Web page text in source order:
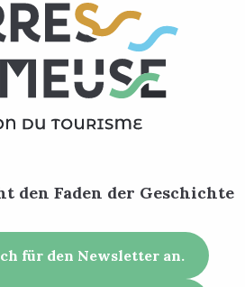
den Faden der Geschichte
für den Newsletter an.